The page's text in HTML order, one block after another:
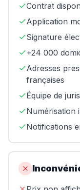
Contrat
Application
Signature
+24 000
Adresses
françaises
Équipe de
Numérisation
Notifications